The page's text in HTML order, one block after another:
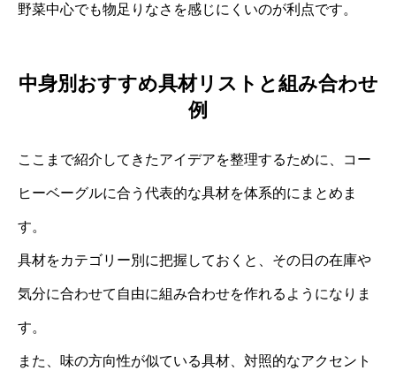
野菜中心でも物足りなさを感じにくいのが利点です。
中身別おすすめ具材リストと組み合わせ
例
ここまで紹介してきたアイデアを整理するために、コー
ヒーベーグルに合う代表的な具材を体系的にまとめま
す。
具材をカテゴリー別に把握しておくと、その日の在庫や
気分に合わせて自由に組み合わせを作れるようになりま
す。
また、味の方向性が似ている具材、対照的なアクセント